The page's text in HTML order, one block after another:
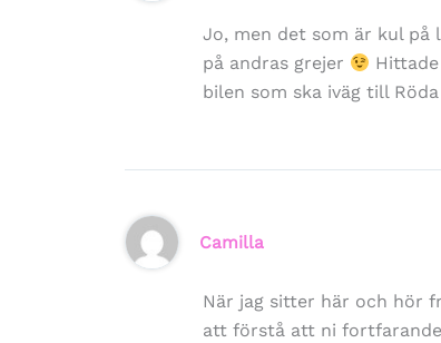
Jo, men det som är kul
på andras grejer
bilen som ska iväg till
Camilla
När jag sitter här och hör
att förstå att ni